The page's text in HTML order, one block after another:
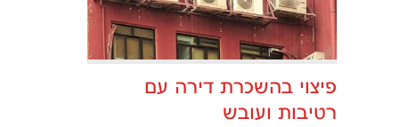
פיצוי בהשכרת דירה עם
רטיבות ועובש